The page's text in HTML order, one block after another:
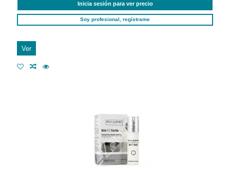
Inicia sesión para ver precio
Soy profesional, regístrame
Ver